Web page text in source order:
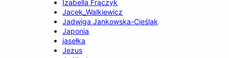
Izabella Frączyk
Jacek_Walkiewicz
Jadwiga Jankowska-Cieślak
Japonia
jasełka
Jezus